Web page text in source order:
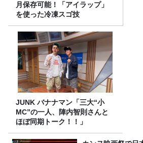
月保存可能！「アイラップ」
を使った冷凍スゴ技
JUNK バナナマン「三大“小
MC”の一人、陣内智則さんと
ほぼ同期トーク！！」